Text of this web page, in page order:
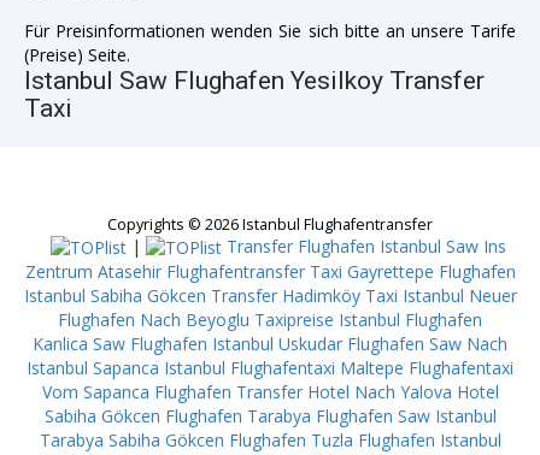
Für Preisinformationen wenden Sie sich bitte an unsere Tarife
(Preise) Seite.
Istanbul Saw Flughafen Yesilkoy Transfer
Taxi
Copyrights © 2026 Istanbul Flughafentransfer
|
Transfer Flughafen Istanbul Saw Ins
Zentrum Atasehir Flughafentransfer Taxi Gayrettepe Flughafen
Istanbul Sabiha Gökcen Transfer Hadimköy Taxi Istanbul Neuer
Flughafen Nach Beyoglu Taxipreise Istanbul Flughafen
Kanlica Saw Flughafen Istanbul Uskudar Flughafen Saw Nach
Istanbul Sapanca Istanbul Flughafentaxi Maltepe Flughafentaxi
Vom Sapanca Flughafen Transfer Hotel Nach Yalova Hotel
Sabiha Gökcen Flughafen Tarabya Flughafen Saw Istanbul
Tarabya Sabiha Gökcen Flughafen Tuzla Flughafen Istanbul